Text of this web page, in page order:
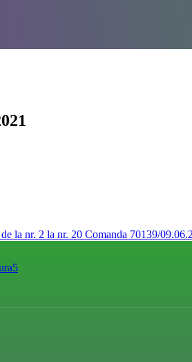
la nr. 2 la nr. 20 Comanda 70139/